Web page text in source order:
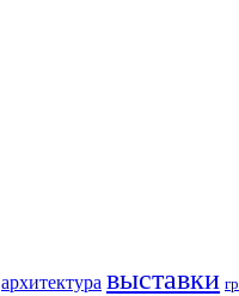
архитектура выставки